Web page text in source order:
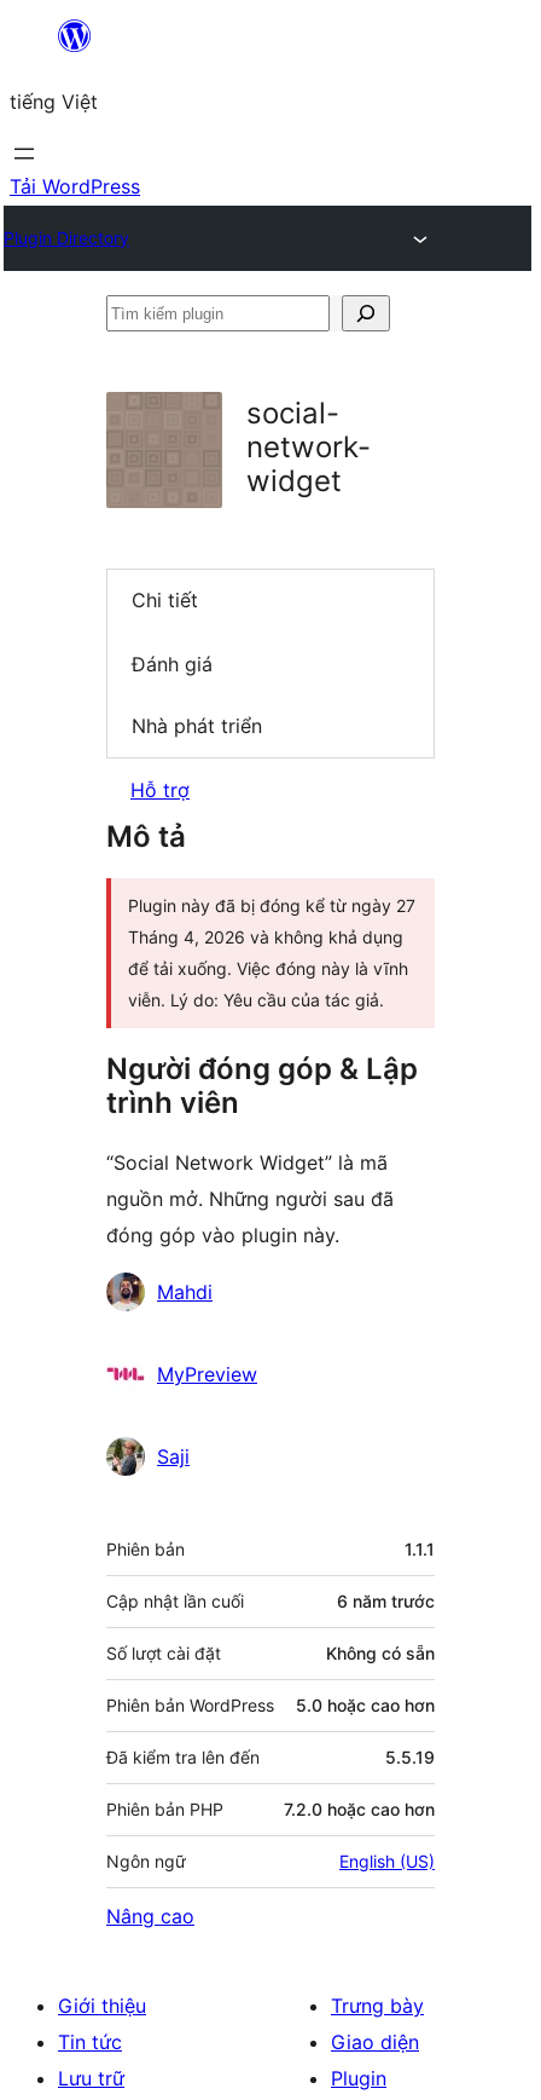
Chuyển
phần
nội
dung
tiếng Việt
Tải WordPress
Plugin Directory
Tìm
social-
network-
widget
Chi tiết
Đánh giá
Nhà phát triển
Hỗ trợ
Mô tả
Plugin này đã bị đóng kể từ ngày 27
Tháng 4, 2026 và không khả dụng
để tải xuống. Việc đóng này là vĩnh
viễn. Lý do: Yêu cầu của tác giả.
Người đóng góp & Lập
trình viên
“Social Network Widget” là mã
nguồn mở. Những người sau đã
đóng góp vào plugin này.
Những
đóng
Mahdi
MyPreview
Saji
Meta
Phiên bản 1.1.1
Cập nhật lần cuối 6 năm trước
Số lượt cài đặt Không có sẵn
Phiên bản WordPress 5.0 hoặc cao hơn
Đã kiểm tra lên đến 5.5.19
Phiên bản PHP 7.2.0 hoặc cao hơn
Ngôn ngữ English (US)
Nâng cao
Giới thiệu
Tin tức
Lưu trữ
Trưng bày
Giao diện
Plugin